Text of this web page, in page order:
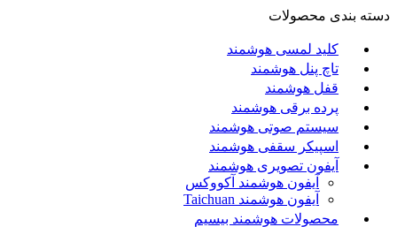
دسته بندی محصولات
کلید لمسی هوشمند
تاچ پنل هوشمند
قفل هوشمند
پرده برقی هوشمند
سیستم صوتی هوشمند
اسپیکر سقفی هوشمند
آیفون تصویری هوشمند
آيفون هوشمند آکووکس
آیفون هوشمند Taichuan
محصولات هوشمند بیسیم